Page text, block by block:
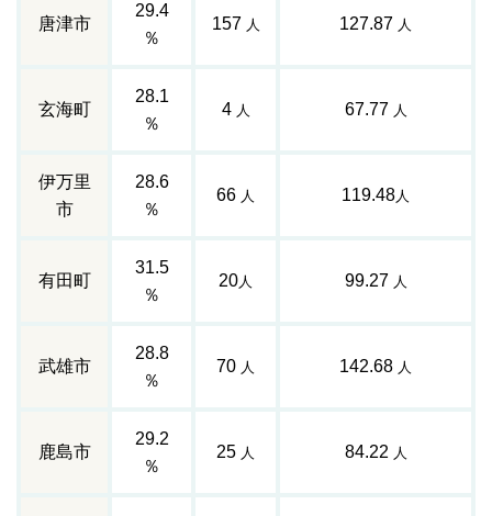
唐津市
29.4
％
157 人 127.87 人
玄海町
28.1
％
4 人 67.77 人
伊万里
市
28.6
％
66 人 119.48人
有田町
31.5
％
20人 99.27 人
武雄市
28.8
％
70 人 142.68 人
鹿島市
29.2
％
25 人 84.22 人